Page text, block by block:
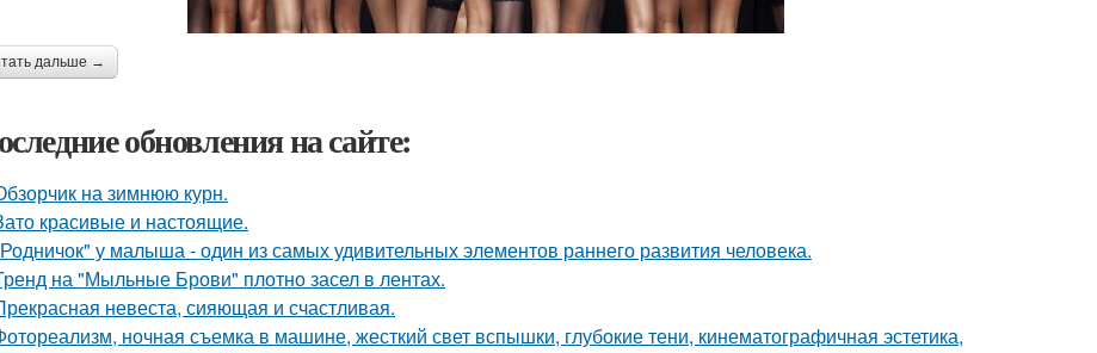
дальше →
обновления на сайте:
на зимнюю курн.
красивые и настоящие.
у малыша - один из самых удивительных элементов раннего развития человека.
на "Мыльные Брови" плотно засел в лентах.
невеста, сияющая и счастливая.
ночная съемка в машине, жесткий свет вспышки, глубокие тени, кинематографичная эстетика,